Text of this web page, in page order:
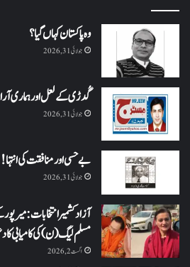
وہ پاکستان کہاں گیا؟
جولائی 31, 2026
گُدڑی کے لعل اور ہماری
جولائی 31, 2026
بے حسی اور منافقت کی انتہا !
جولائی 31, 2026
آزاد کشمیر انتخابات:
مسلم لیگ (ن) کی کامیابی
اگست 2, 2026